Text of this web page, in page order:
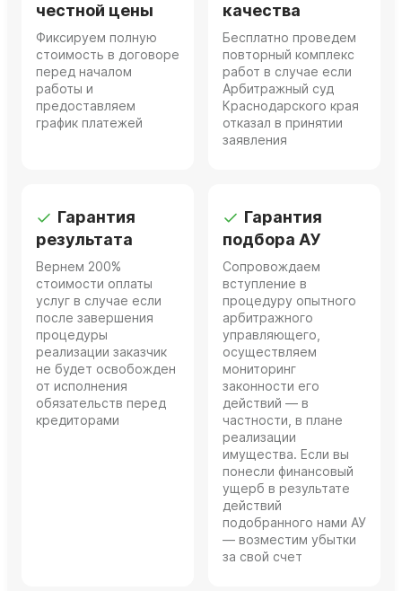
честной цены
Фиксируем полную
стоимость в договоре
перед началом
работы и
предоставляем
график платежей
качества
Бесплатно проведем
повторный комплекс
работ в случае если
Арбитражный суд
Краснодарского края
отказал в принятии
заявления
Гарантия
результата
Вернем 200%
стоимости оплаты
услуг в случае если
после завершения
процедуры
реализации заказчик
не будет освобожден
от исполнения
обязательств перед
кредиторами
Гарантия
подбора АУ
Сопровождаем
вступление в
процедуру опытного
арбитражного
управляющего,
осуществляем
мониторинг
законности его
действий — в
частности, в плане
реализации
имущества. Если вы
понесли финансовый
ущерб в результате
действий
подобранного нами АУ
— возместим убытки
за свой счет